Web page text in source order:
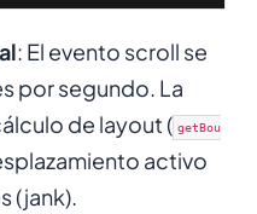
: El evento scroll se
por segundo. La
de layout ( getBou
activo
(jank).